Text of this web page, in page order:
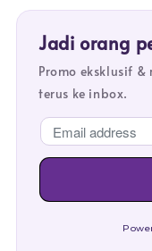
Jadi orang
Promo eksklusif
terus ke inbox.